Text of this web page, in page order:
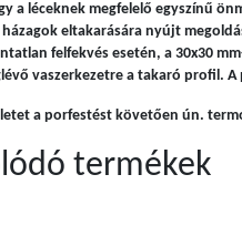
a léceknek megfelelő egyszínű
eltakarására nyújt
felfekvés esetén, a 30x30
vaszerkezetre a takaró profil. A
a porfestést követően ún.
termékek